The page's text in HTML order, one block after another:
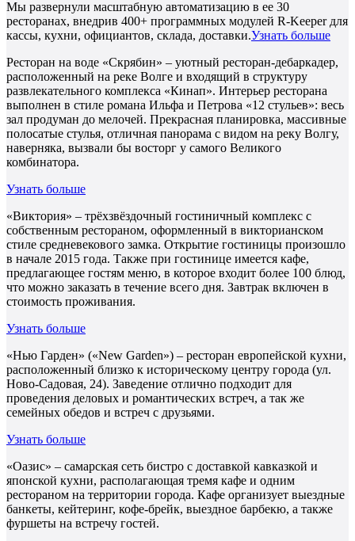
Мы развернули масштабную автоматизацию в ее 30
ресторанах, внедрив 400+ программных модулей R-Keeper для
кассы, кухни, официантов, склада, доставки.Узнать больше
Ресторан на воде «Скрябин» – уютный ресторан-дебаркадер,
расположенный на реке Волге и входящий в структуру
развлекательного комплекса «Кинап». Интерьер ресторана
выполнен в стиле романа Ильфа и Петрова «12 стульев»: весь
зал продуман до мелочей. Прекрасная планировка, массивные
полосатые стулья, отличная панорама с видом на реку Волгу,
наверняка, вызвали бы восторг у самого Великого
комбинатора.
Узнать больше
«Виктория» – трёхзвёздочный гостиничный комплекс с
собственным рестораном, оформленный в викторианском
стиле средневекового замка. Открытие гостиницы произошло
в начале 2015 года. Также при гостинице имеется кафе,
предлагающее гостям меню, в которое входит более 100 блюд,
что можно заказать в течение всего дня. Завтрак включен в
стоимость проживания.
Узнать больше
«Нью Гарден» («New Garden») – ресторан европейской кухни,
расположенный близко к историческому центру города (ул.
Ново-Садовая, 24). Заведение отлично подходит для
проведения деловых и романтических встреч, а так же
семейных обедов и встреч с друзьями.
Узнать больше
«Оазис» – самарская сеть бистро с доставкой кавказкой и
японской кухни, располагающая тремя кафе и одним
рестораном на территории города. Кафе организует выездные
банкеты, кейтеринг, кофе-брейк, выездное барбекю, а также
фуршеты на встречу гостей.